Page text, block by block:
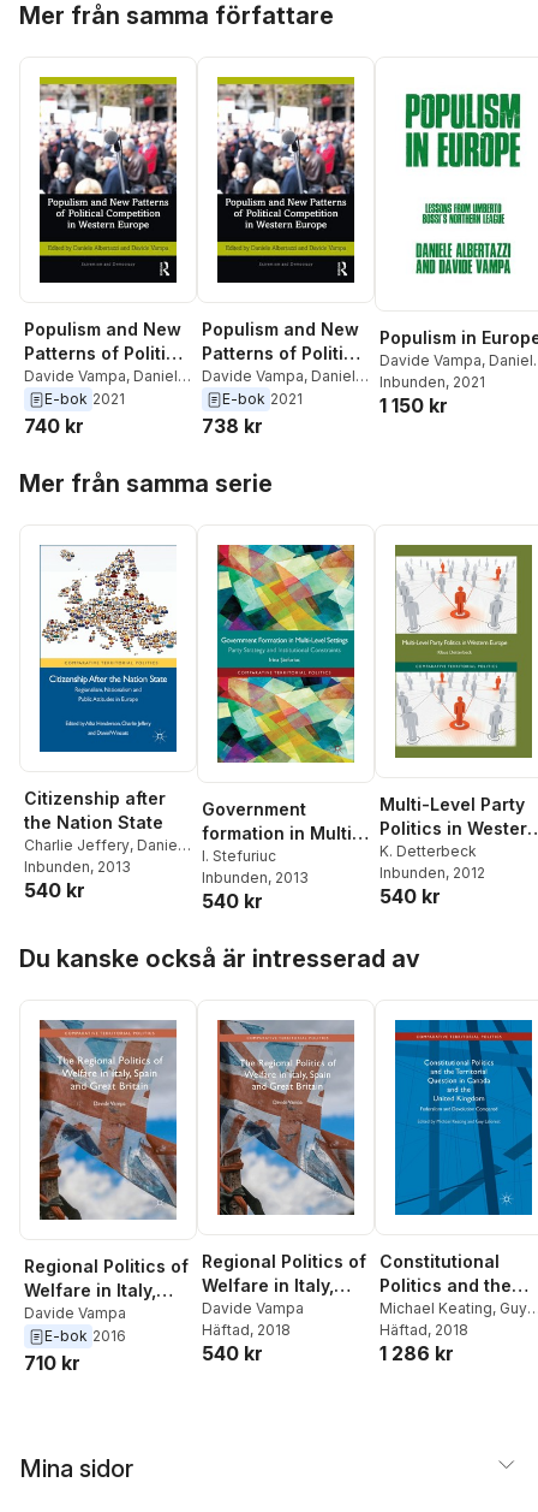
Mer från samma författare
Populism and New
Patterns of Political
Competition in
Western Europe
Davide Vampa, Daniele
Albertazzi
E-bok 2021
740 kr
Populism and New
Patterns of Political
Competition in
Western Europe
Davide Vampa, Daniele
Albertazzi
E-bok 2021
738 kr
Populism in
Davide Vampa,
Albertazzi
Inbunden, 2021
1 150 kr
Mer från samma serie
Citizenship after
the Nation State
Charlie Jeffery, Daniel
Wincott,A. Henderson
Inbunden, 2013
540 kr
Government
formation in Multi-
Level Settings
I. Stefuriuc
Inbunden, 2013
540 kr
Multi-Level Party
Politics in Western
Europe
K. Detterbeck
Inbunden, 2012
540 kr
Du kanske också är intresserad av
Regional Politics of
Welfare in Italy,
Spain and Great
Britain
Davide Vampa
E-bok 2016
710 kr
Regional Politics of
Welfare in Italy,
Spain and Great
Britain
Davide Vampa
Häftad, 2018
540 kr
Constitutional
Politics and the
Territorial
in Canada and the
United Kingdom
Michael Keating, Guy
Laforest
Häftad, 2018
1 286 kr
Mina sidor